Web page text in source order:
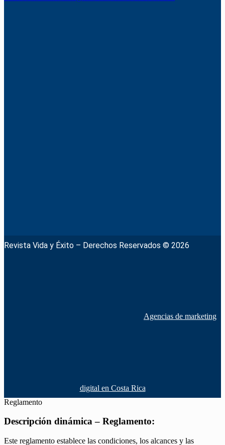
Revista Vida y Éxito – Derechos Reservados © 2026
Agencias de marketing
digital en Costa Rica
Reglamento
Descripción dinámica – Reglamento:
Este reglamento establece las condiciones, los alcances y las